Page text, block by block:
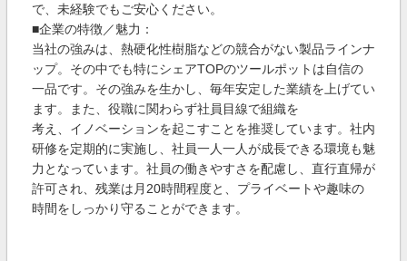
で、未経験でもご安心ください。
■企業の特徴／魅力：
当社の強みは、熱硬化性樹脂などの競合がない製品ラインナ
ップ。その中でも特にシェアTOPのツールポットは自信の
一品です。その強みを生かし、毎年安定した業績を上げてい
ます。また、役職に関わらず社員目線で組織を
考え、イノベーションを起こすことを推奨しています。社内
研修を定期的に実施し、社員一人一人が成長できる環境も魅
力となっています。社員の働きやすさを配慮し、直行直帰が
許可され、残業は月20時間程度と、プライベートや趣味の
時間をしっかり守ることができます。